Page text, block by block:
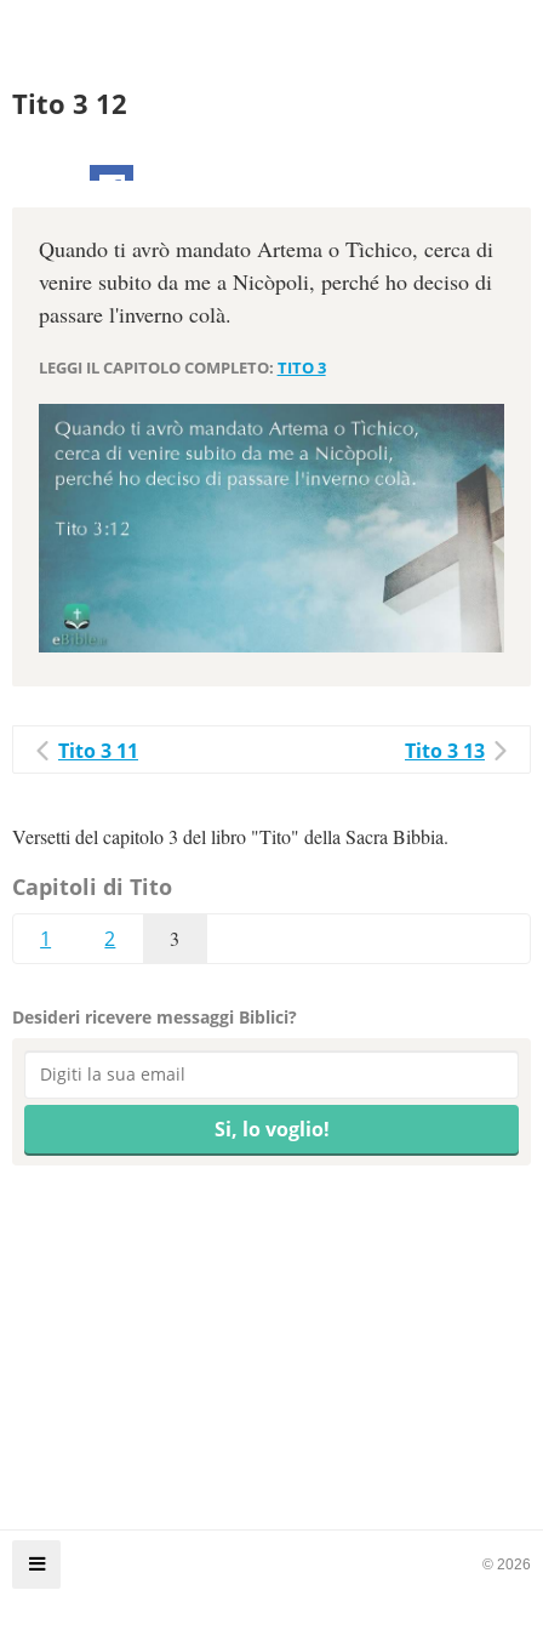
Tito 3 12
Quando ti avrò mandato Artema o Tìchico, cerca di
venire subito da me a Nicòpoli, perché ho deciso di
passare l'inverno colà.
LEGGI IL CAPITOLO COMPLETO: TITO 3
Tito 3 11 Tito 3 13
Versetti del capitolo 3 del libro "Tito" della Sacra Bibbia.
Capitoli di Tito
1 2 3
Desideri ricevere messaggi Biblici?
© 2026